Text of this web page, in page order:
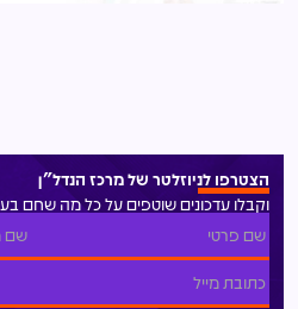
הצטרפו לניוזלטר של מרכז הנדל"ן
וקבלו עדכונים שוטפים על כל מה שחם